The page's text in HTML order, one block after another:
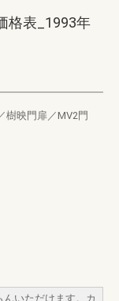
格表_1993年
映門扉／MV2門
いただけます。カ